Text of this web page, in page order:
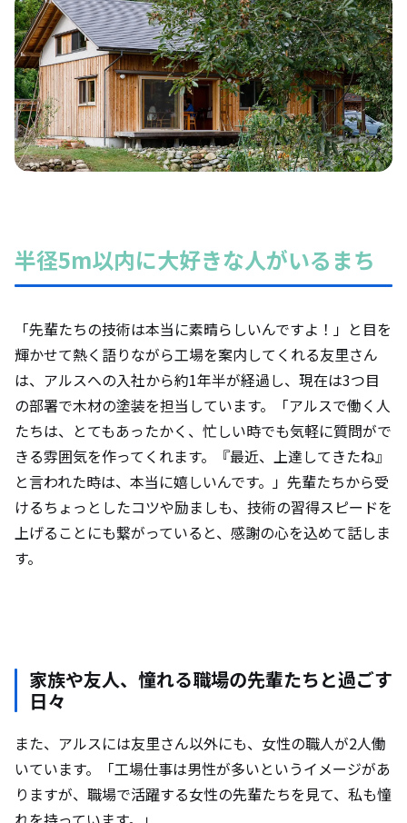
半径5m以内に大好きな人がいるまち
「先輩たちの技術は本当に素晴らしいんですよ！」と目を
輝かせて熱く語りながら工場を案内してくれる友里さん
は、アルスへの入社から約1年半が経過し、現在は3つ目
の部署で木材の塗装を担当しています。「アルスで働く人
たちは、とてもあったかく、忙しい時でも気軽に質問がで
きる雰囲気を作ってくれます。『最近、上達してきたね』
と言われた時は、本当に嬉しいんです。」先輩たちから受
けるちょっとしたコツや励ましも、技術の習得スピードを
上げることにも繋がっていると、感謝の心を込めて話しま
す。
家族や友人、憧れる職場の先輩たちと過ごす
日々
また、アルスには友里さん以外にも、女性の職人が2人働
いています。「工場仕事は男性が多いというイメージがあ
りますが、職場で活躍する女性の先輩たちを見て、私も憧